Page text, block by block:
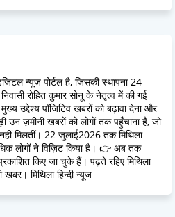
न्यूज़ पोर्टल है, जिसकी स्थापना 24
रोहित कुमार सोनू के नेतृत्व में की गई
उद्देश्य पॉजिटिव खबरों को बढ़ावा देना और
उन ज़मीनी खबरों को लोगों तक पहुँचाना है, जो
मिलतीं। 22 जुलाई2026 तक मिथिला
लोगों ने विज़िट किया है। 👉 अब तक
किए जा चुके हैं। पढ़ते रहिए मिथिला
मिथिला हिन्दी न्यूज